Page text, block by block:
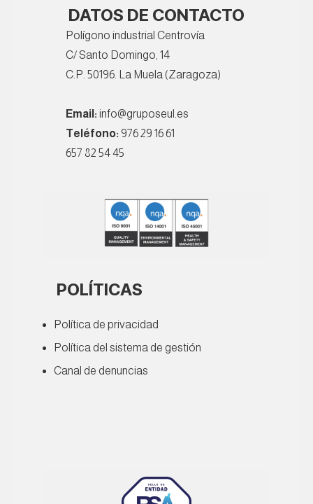
DATOS DE CONTACTO
Polígono industrial Centrovía
C/ Santo Domingo, 14
C.P. 50196. La Muela (Zaragoza)
Email: info@gruposeul.es
Teléfono: 976 29 16 61
657 82 54 45
POLÍTICAS
Política de privacidad
Política del sistema de gestión
Canal de denuncias